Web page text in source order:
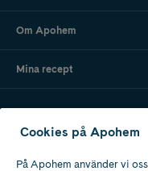
Om Apohem
Mina recept
Ladda ner vår app
Cookies på Apohem
På Apohem använder vi